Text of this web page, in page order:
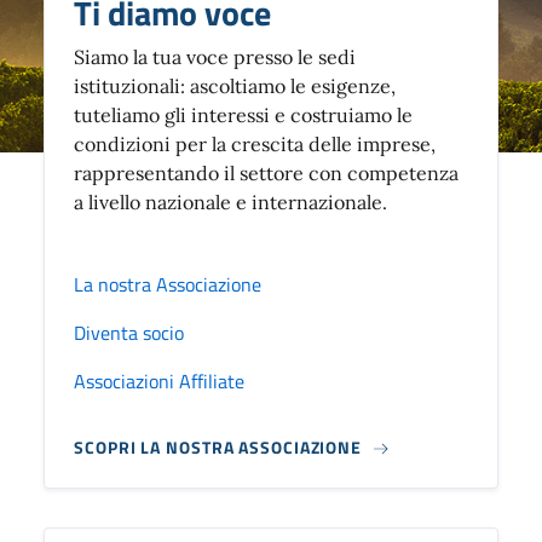
Ti diamo voce
Siamo la tua voce presso le sedi
istituzionali: ascoltiamo le esigenze,
tuteliamo gli interessi e costruiamo le
condizioni per la crescita delle imprese,
rappresentando il settore con competenza
a livello nazionale e internazionale.
La nostra Associazione
Diventa socio
Associazioni Affiliate
SCOPRI LA NOSTRA ASSOCIAZIONE